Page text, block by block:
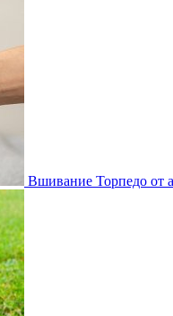
Вшивание Торпедо от